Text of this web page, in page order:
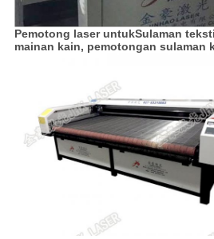
Pemotong laser untukSulaman
mainan kain, pemotongan sulaman